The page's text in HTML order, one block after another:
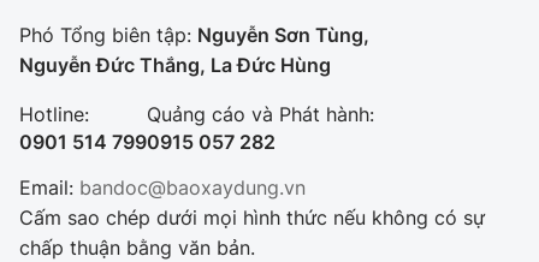
Phó Tổng biên tập: Nguyễn Sơn Tùng,
Nguyễn Đức Thắng, La Đức Hùng
Hotline:
0901 514 799
Quảng cáo và Phát hành:
0915 057 282
Email: bandoc@baoxaydung.vn
Cấm sao chép dưới mọi hình thức nếu không có sự
chấp thuận bằng văn bản.